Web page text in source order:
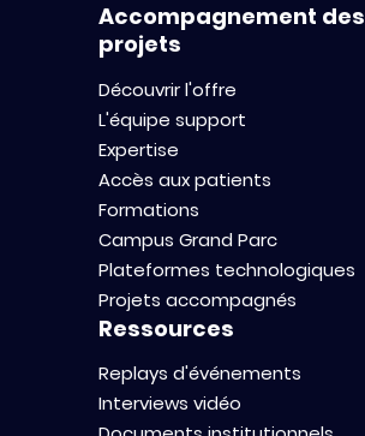
Accompagnement des
projets
Découvrir l'offre
L'équipe support
Expertise
Accès aux patients
Formations
Campus Grand Parc
Plateformes technologiques
Projets accompagnés
Ressources
Replays d'événements
Interviews vidéo